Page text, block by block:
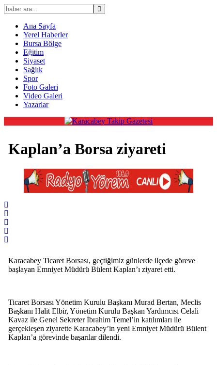
Ana Sayfa
Yerel Haberler
Bursa Bölge
Eğitim
Siyaset
Sağlık
Spor
Foto Galeri
Video Galeri
Yazarlar
Kaplan’a Borsa ziyareti
Karacabey Ticaret Borsası, geçtiğimiz günlerde ilçede göreve
başlayan Emniyet Müdürü Bülent Kaplan’ı ziyaret etti.
Ticaret Borsası Yönetim Kurulu Başkanı Murad Bertan, Meclis
Başkanı Halit Elbir, Yönetim Kurulu Başkan Yardımcısı Celali
Kavaz ile Genel Sekreter İbrahim Temel’in katılımları ile
gerçekleşen ziyarette Karacabey’in yeni Emniyet Müdürü Bülent
Kaplan’a görevinde başarılar dilendi.